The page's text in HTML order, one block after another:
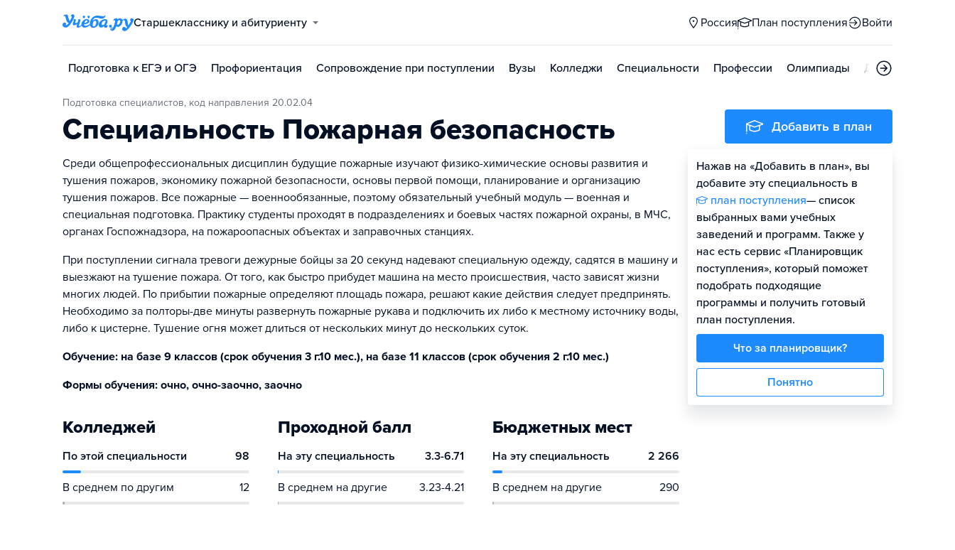
Старшекласснику и абитуриенту Россия План поступления Войти
Подготовка к ЕГЭ и ОГЭ Профориентация Сопровождение при поступлении Вузы Колледжи Специальности Профессии Олимпиады Дни открытых
Подготовка специалистов, код направления 20.02.04
Специальность Пожарная безопасность
Среди общепрофессиональных дисциплин будущие пожарные изучают физико-химические основы развития и
тушения пожаров, экономику пожарной безопасности, основы первой помощи, планирование и организацию
тушения пожаров. Все пожарные — военнообязанные, поэтому обязательный учебный модуль — военная и
специальная подготовка. Практику студенты проходят в подразделениях и боевых частях пожарной охраны, в МЧС,
органах Госпожнадзора, на пожароопасных объектах и заправочных станциях.
При поступлении сигнала тревоги дежурные бойцы за 20 секунд надевают специальную одежду, садятся в машину и
выезжают на тушение пожара. От того, как быстро прибудет машина на место происшествия, часто зависят жизни
многих людей. По прибытии пожарные определяют площадь пожара, решают какие действия следует предпринять.
Необходимо за полторы-две минуты развернуть пожарные рукава и подключить их либо к местному источнику воды,
либо к цистерне. Тушение огня может длиться от нескольких минут до нескольких суток.
Обучение: на базе 9 классов (срок обучения 3 г.10 мес.), на базе 11 классов (срок обучения 2 г.10 мес.)
Формы обучения: очно, очно-заочно, заочно
Колледжей
По этой специальности 98
В среднем по другим 12
Проходной балл
На эту специальность 3.3-6.71
В среднем на другие 3.23-4.21
Бюджетных мест
На эту специальность 2 266
В среднем на другие 290
Добавить в план
Нажав на «Добавить в план», вы
добавите эту специальность в
план поступления— список
выбранных вами учебных
заведений и программ. Также у
нас есть сервис «Планировщик
поступления», который поможет
подобрать подходящие
программы и получить готовый
план поступления.
Что за планировщик?
Понятно